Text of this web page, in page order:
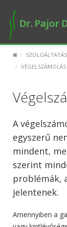
Dr. Pajor
VÉGELSZÁMOLÁS
A
egyszerű
mindent,
szerint
problémák,
jelentenek.
Amennyiben a
BEMUTATKOZÁS
E-ÜGYINTÉZÉS
BUSINESS SETUP
IDŐPONT